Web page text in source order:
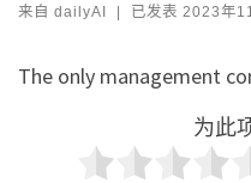
来自 dailyAI | 已发表 2023年
The only management
为此